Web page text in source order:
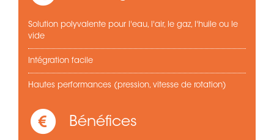
Solution polyvalente pour l'eau, l'air, le gaz, l'huile ou le
vide
Intégration facile
Hautes performances (pression, vitesse de rotation)
Bénéfices